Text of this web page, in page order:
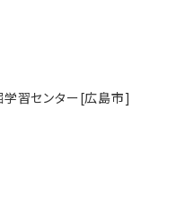
学習センター[広島市]